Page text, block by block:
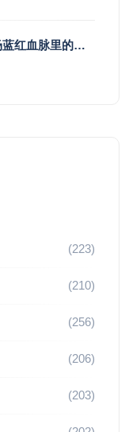
切尔西对阵利物浦，一场蓝红血脉里的恩怨与忠诚
(223)
(210)
(256)
(206)
(203)